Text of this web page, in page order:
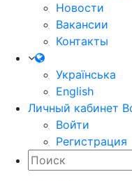
Новости
Вакансии
Контакты
Українська
English
Личный кабинет
Войти
Регистрация